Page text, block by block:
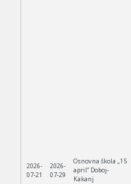
2026-
07-21
2026-
07-29
Osnovna škola „15
april“ Doboj-
Kakanj